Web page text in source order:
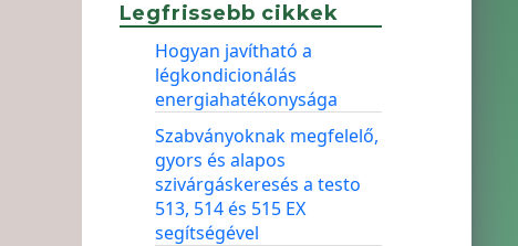
Legfrissebb cikkek
Hogyan javítható a
légkondicionálás
energiahatékonysága
Szabványoknak megfelelő,
gyors és alapos
szivárgáskeresés a testo
513, 514 és 515 EX
segítségével